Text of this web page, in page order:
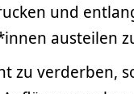
und
austeilen
zu verderben,